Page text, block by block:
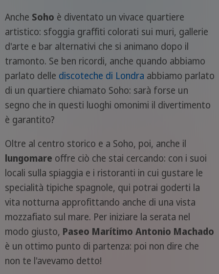
Anche Soho è diventato un vivace quartiere
artistico: sfoggia graffiti colorati sui muri, gallerie
d'arte e bar alternativi che si animano dopo il
tramonto. Se ben ricordi, anche quando abbiamo
parlato delle discoteche di Londra abbiamo parlato
di un quartiere chiamato Soho: sarà forse un
segno che in questi luoghi omonimi il divertimento
è garantito?
Oltre al centro storico e a Soho, poi, anche il
lungomare offre ciò che stai cercando: con i suoi
locali sulla spiaggia e i ristoranti in cui gustare le
specialità tipiche spagnole, qui potrai goderti la
vita notturna approfittando anche di una vista
mozzafiato sul mare. Per iniziare la serata nel
modo giusto, Paseo Marítimo Antonio Machado
è un ottimo punto di partenza: poi non dire che
non te l'avevamo detto!